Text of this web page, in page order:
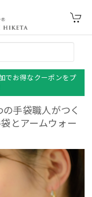
でお得なクーポンをプ
の手袋職人がつく
とアームウォー